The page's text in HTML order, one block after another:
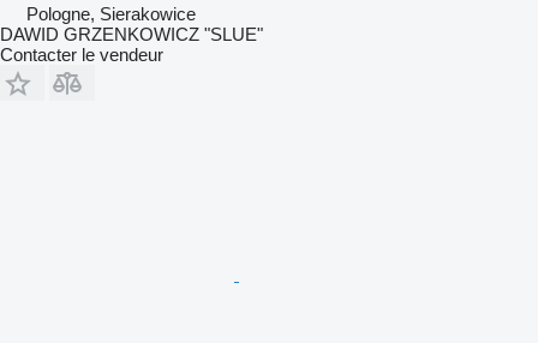
Pologne, Sierakowice
DAWID GRZENKOWICZ "SLUE"
Contacter le vendeur